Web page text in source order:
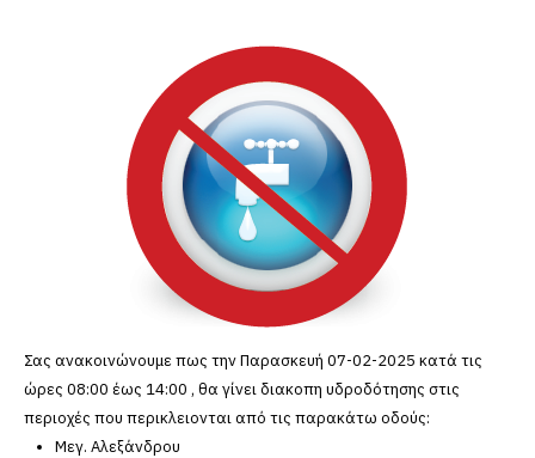
Σας ανακοινώνουμε πως την Παρασκευή 07-02-2025 κατά τις
ώρες 08:00 έως 14:00 , θα γίνει διακοπη υδροδότησης στις
περιοχές που περικλειονται από τις παρακάτω οδούς:
Μεγ. Αλεξάνδρου